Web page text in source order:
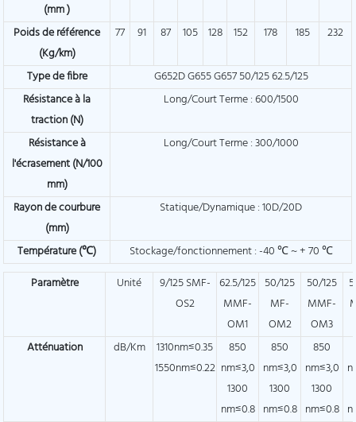
(mm )
Poids de référence
(Kg/km)
77 91 87 105 128 152 178 185 232
Type de fibre
G652D G655 G657 50/125 62.5/125
Résistance à la
traction (N)
Long/Court Terme : 600/1500
Résistance à
l'écrasement (N/100
mm)
Long/Court Terme : 300/1000
Rayon de courbure
(mm)
Statique/Dynamique : 10D/20D
Température (℃)
Stockage/fonctionnement : -40 ℃ ~ + 70 ℃
Paramètre
Unité
9/125 SMF-
OS2
62.5/125
MMF-
OM1
50/125
MF-
OM2
50/125
MMF-
OM3
Atténuation
dB/Km
1310nm≤0.35
1550nm≤0.22
850
nm≤3,0
1300
nm≤0.8
850
nm≤3,0
1300
nm≤0.8
850
nm≤3,0
1300
nm≤0.8